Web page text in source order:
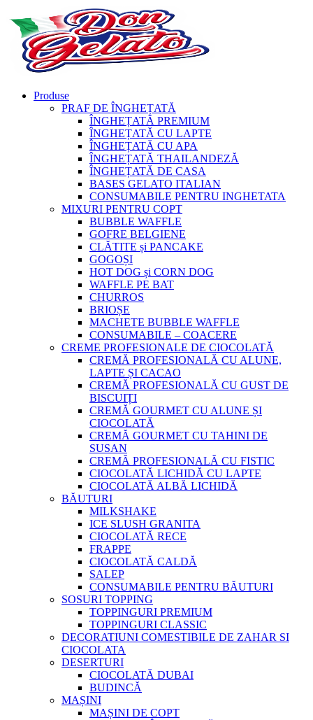
Produse
PRAF DE ÎNGHEȚATĂ
ÎNGHEȚATĂ PREMIUM
ÎNGHEȚATĂ CU LAPTE
ÎNGHEȚATĂ CU APA
ÎNGHEȚATĂ THAILANDEZĂ
ÎNGHEȚATĂ DE CASA
BASES GELATO ITALIAN
CONSUMABILE PENTRU INGHETATA
MIXURI PENTRU COPT
BUBBLE WAFFLE
GOFRE BELGIENE
CLĂTITE și PANCAKE
GOGOȘI
HOT DOG și CORN DOG
WAFFLE PE BAT
CHURROS
BRIOȘE
MACHETE BUBBLE WAFFLE
CONSUMABILE – COACERE
CREME PROFESIONALE DE CIOCOLATĂ
CREMĂ PROFESIONALĂ CU ALUNE,
LAPTE ȘI CACAO
CREMĂ PROFESIONALĂ CU GUST DE
BISCUIȚI
CREMĂ GOURMET CU ALUNE ȘI
CIOCOLATĂ
CREMĂ GOURMET CU TAHINI DE
SUSAN
CREMĂ PROFESIONALĂ CU FISTIC
CIOCOLATĂ LICHIDĂ CU LAPTE
CIOCOLATĂ ALBĂ LICHIDĂ
BĂUTURI
MILKSHAKE
ICE SLUSH GRANITA
CIOCOLATĂ RECE
FRAPPE
CIOCOLATĂ CALDĂ
SALEP
CONSUMABILE PENTRU BĂUTURI
SOSURI TOPPING
TOPPINGURI PREMIUM
TOPPINGURI CLASSIC
DECORATIUNI COMESTIBILE DE ZAHAR SI
CIOCOLATA
DESERTURI
CIOCOLATĂ DUBAI
BUDINCĂ
MAȘINI
MAȘINI DE COPT